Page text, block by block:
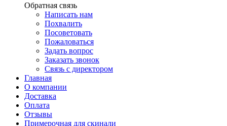
Обратная связь
Написать нам
Похвалить
Посоветовать
Пожаловаться
Задать вопрос
Заказать звонок
Связь с директором
Главная
О компании
Доставка
Оплата
Отзывы
Примерочная для скинали